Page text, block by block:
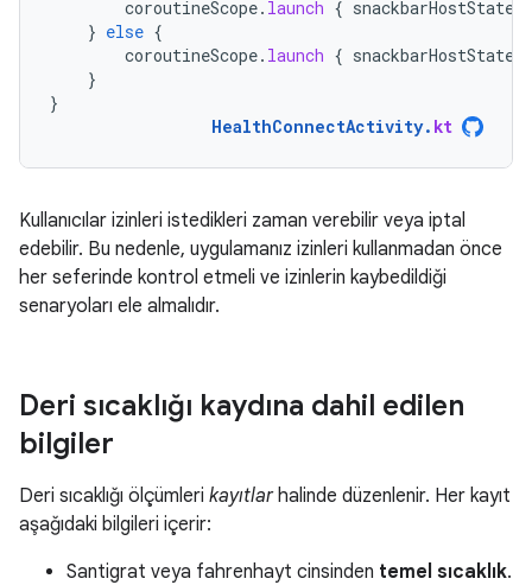
coroutineScope. launch { snackbarHostState
} else {
coroutineScope. launch { snackbarHostState
}
}
HealthConnectActivity. kt
Kullanıcılar izinleri istedikleri zaman verebilir veya iptal
edebilir. Bu nedenle, uygulamanız izinleri kullanmadan önce
her seferinde kontrol etmeli ve izinlerin kaybedildiği
senaryoları ele almalıdır.
Deri sıcaklığı kaydına dahil edilen
bilgiler
Deri sıcaklığı ölçümleri kayıtlarhalinde düzenlenir. Her kayıt
aşağıdaki bilgileri içerir:
Santigrat veya fahrenhayt cinsinden temel sıcaklık.